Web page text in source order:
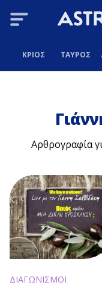
ΚΡΙΟΣ ΤΑΥΡΟΣ
Αρθρογραφία
ΔΙΑΓΩΝΙΣΜΟΙ